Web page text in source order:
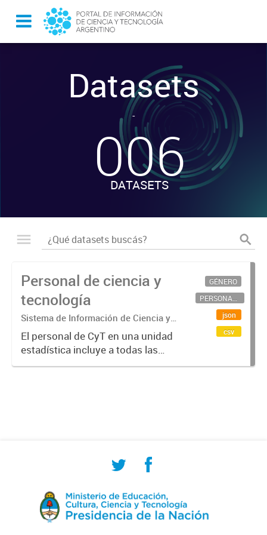
Datasets
-
006
DATASETS
Personal de ciencia y
tecnología
Sistema de Información de Ciencia y
Tecnología Argentino (SICYTAR)
El personal de CyT en una unidad
estadística incluye a todas las
personas involucradas
GÉNERO
PERSONAL CIENTÍFICO-TECNOLÓGICO
json
csv